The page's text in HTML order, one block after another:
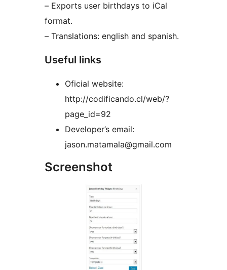
– Exports user birthdays to iCal
format.
– Translations: english and spanish.
Useful links
Oficial website:
http://codificando.cl/web/?
page_id=92
Developer’s email:
jason.matamala@gmail.com
Screenshot